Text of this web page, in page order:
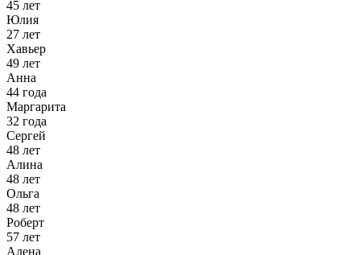
45 лет
Юлия
27 лет
Хавьер
49 лет
Анна
44 года
Маргарита
32 года
Сергей
48 лет
Алина
48 лет
Ольга
48 лет
Роберт
57 лет
Алена